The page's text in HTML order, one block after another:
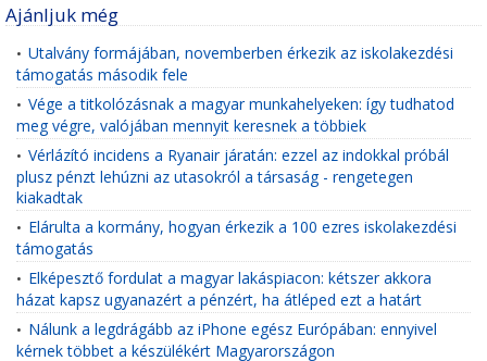
Ajánljuk még
• Utalvány formájában, novemberben érkezik az iskolakezdési
támogatás második fele
• Vége a titkolózásnak a magyar munkahelyeken: így tudhatod
meg végre, valójában mennyit keresnek a többiek
• Vérlázító incidens a Ryanair járatán: ezzel az indokkal próbál
plusz pénzt lehúzni az utasokról a társaság - rengetegen
kiakadtak
• Elárulta a kormány, hogyan érkezik a 100 ezres iskolakezdési
támogatás
• Elképesztő fordulat a magyar lakáspiacon: kétszer akkora
házat kapsz ugyanazért a pénzért, ha átléped ezt a határt
• Nálunk a legdrágább az iPhone egész Európában: ennyivel
kérnek többet a készülékért Magyarországon